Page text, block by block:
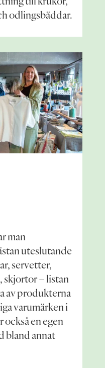
odlingsbäddar.
man
uteslutande
servetter,
skjortor – listan
av produkterna
varumärken i
också en egen
bland annat